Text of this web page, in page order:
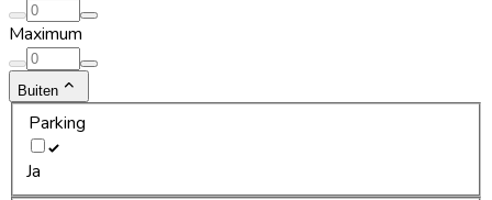
Maximum
Buiten
Parking
Ja